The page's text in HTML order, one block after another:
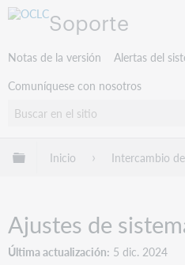
Soporte
Notas de la versión
Alertas del
Comuníquese con nosotros
Expandir/contraer
Inicio Intercambio
Ajustes de
Última actualización 5 dic. 2024